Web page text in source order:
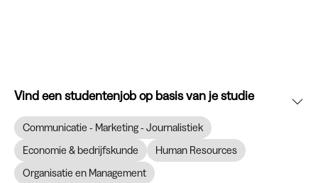
Vind een studentenjob op basis van je studie
Communicatie - Marketing - Journalistiek
Economie & bedrijfskunde
Human Resources
Organisatie en Management